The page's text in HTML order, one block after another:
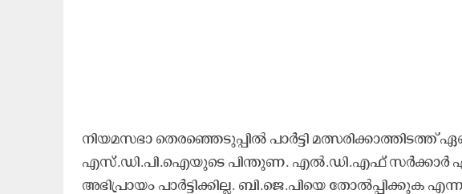
നിയമസഭാ തെരഞ്ഞെടുപ്പിൽ പാർട്ടി മത്സരിക്കാത്തിടത്ത്
എസ്.ഡി.പി.ഐയുടെ പിന്തുണ. എൽ.ഡി.എഫ് സർക്കാർ
അഭിപ്രായം പാർട്ടിക്കില്ല. ബി.ജെ.പിയെ തോൽപ്പിക്കുക